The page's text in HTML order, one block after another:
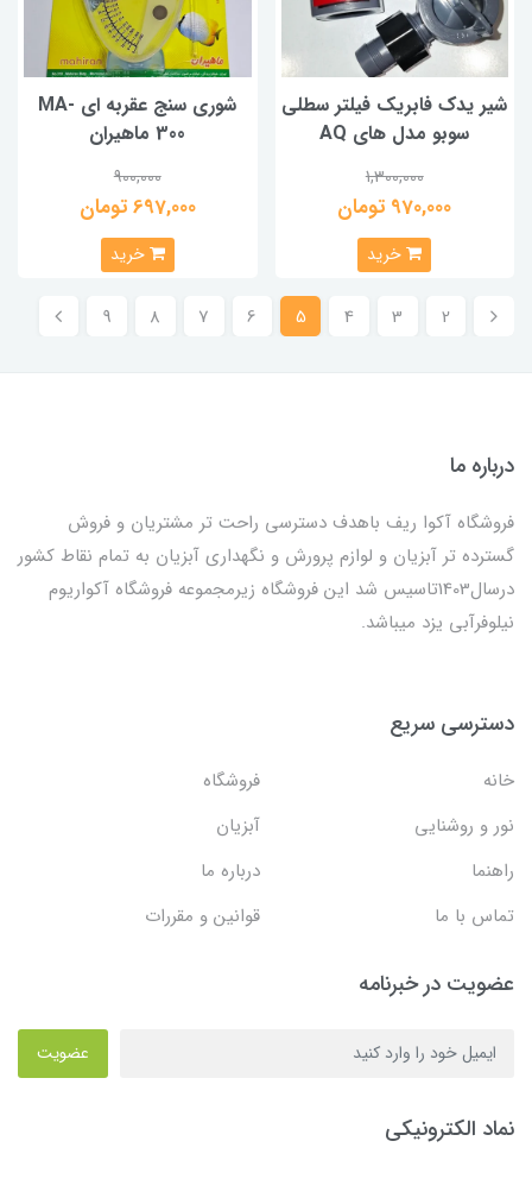
شیر یدک فابریک فیلتر سطلی
سوبو مدل های AQ
1,300,000
970,000 تومان
خرید
شوری سنج عقربه ای MA-
300 ماهیران
900,000
697,000 تومان
خرید
2
3
4
5
6
7
8
9
درباره ما
فروشگاه آکوا ریف باهدف دسترسی راحت تر مشتریان و فروش
گسترده تر آبزیان و لوازم پرورش و نگهداری آبزیان به تمام نقاط کشور
درسال1403تاسیس شد این فروشگاه زیرمجموعه فروشگاه آکواریوم
نیلوفرآبی یزد میباشد.
دسترسی سریع
خانه
فروشگاه
نور و روشنایی
آبزیان
راهنما
درباره ما
تماس با ما
قوانین و مقررات
عضویت در خبرنامه
عضویت
نماد الکترونیکی